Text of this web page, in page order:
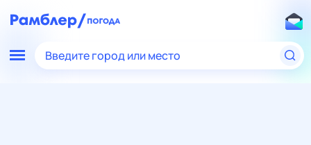
Введите город или место